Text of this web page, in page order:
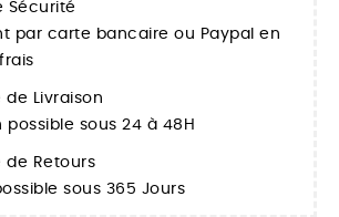
Sécurité
par carte bancaire ou Paypal en
de Livraison
possible sous 24 à 48H
de Retours
sous 365 Jours